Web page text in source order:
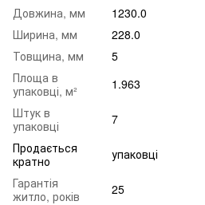
Довжина, мм
1230.0
Ширина, мм
228.0
Товщина, мм
5
Площа в
упаковці, м²
1.963
Штук в
упаковці
7
Продається
кратно
упаковці
Гарантія
житло, років
25